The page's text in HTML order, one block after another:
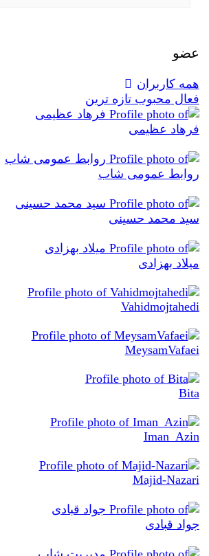
عضو
همه کاربران
فعال محبوب تازه ترین
فرهاد عظیمی
روابط عمومی شاب
سید محمد حسینی
میلاد بهزادی
Vahidmojtahedi
MeysamVafaei
Bita
Iman_Azin
Majid-Nazari
جواد قبادی